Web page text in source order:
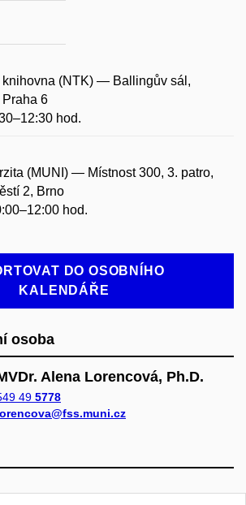
knihovna (NTK) — Ballingův sál,
6
hod.
(MUNI) — Místnost 300, 3. patro,
2, Brno
hod.
DO OSOBNÍHO
KALENDÁŘE
osoba
Alena Lorencová, Ph.D.
49 5778